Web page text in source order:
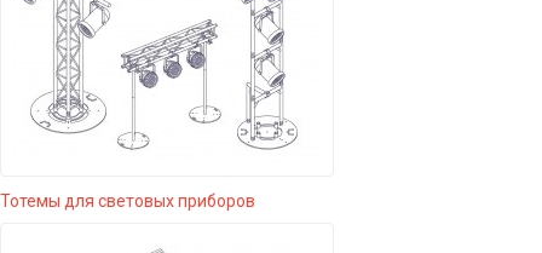
Тотемы для световых приборов